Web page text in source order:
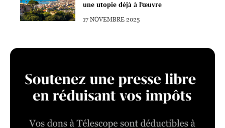
une utopie déjà à l’œuvre
17 NOVEMBRE 2025